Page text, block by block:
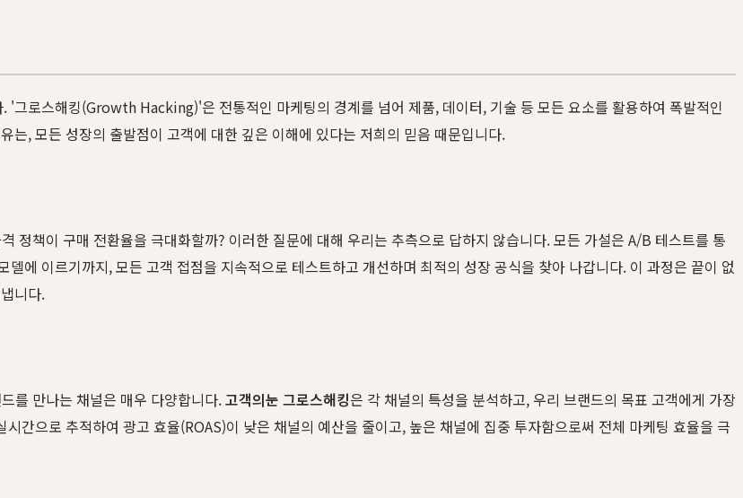
'그로스해킹(Growth Hacking)'은 전통적인 마케팅의 경계를 넘어 제품, 데이터, 기술 등 모든 요소를 활용하여 폭발적인
, 모든 성장의 출발점이 고객에 대한 깊은 이해에 있다는 저희의 믿음 때문입니다.
정책이 구매 전환율을 극대화할까? 이러한 질문에 대해 우리는 추측으로 답하지 않습니다. 모든 가설은 A/B 테스트를 통
에 이르기까지, 모든 고객 접점을 지속적으로 테스트하고 개선하며 최적의 성장 공식을 찾아 나갑니다. 이 과정은 끝이 없
니다.
를 만나는 채널은 매우 다양합니다.고객의눈 그로스해킹은 각 채널의 특성을 분석하고, 우리 브랜드의 목표 고객에게 가장
간으로 추적하여 광고 효율(ROAS)이 낮은 채널의 예산을 줄이고, 높은 채널에 집중 투자함으로써 전체 마케팅 효율을 극